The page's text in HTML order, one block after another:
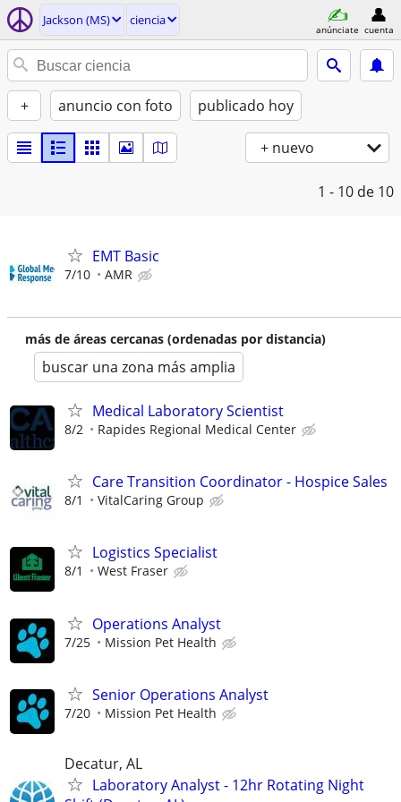
Jackson (MS) ciencia
anúnciate cuenta
+ anuncio con foto publicado hoy
+ nuevo
1 - 10 de 10
EMT Basic
7/10 AMR
más de áreas cercanas (ordenadas por distancia)
buscar una zona más amplia
Medical Laboratory Scientist
8/2 Rapides Regional Medical Center
Care Transition Coordinator - Hospice Sales
8/1 VitalCaring Group
Logistics Specialist
8/1 West Fraser
Operations Analyst
7/25 Mission Pet Health
Senior Operations Analyst
7/20 Mission Pet Health
Decatur, AL
Laboratory Analyst - 12hr Rotating Night